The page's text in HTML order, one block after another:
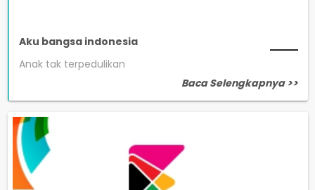
Aku bangsa indonesia
Anak tak terpedulikan
Baca Selengkapnya >>